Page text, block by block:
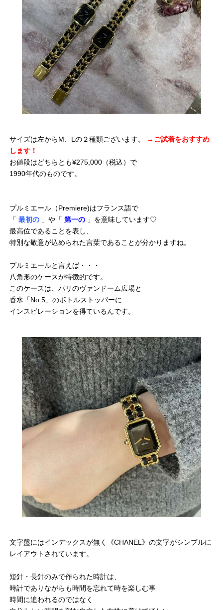
サイズは左からM、Lの２種類ございます。
→ご試着をおすすめ
します！
お値段はどちらとも¥275,000（税込）で
1990年代のものです。
プルミエール（Premiere)はフランス語で
「 最初の 」や「 第一の 」を意味しています♡
最高位であることを表し、
特別な敬意が込められた言葉であることが分かりますね。
プルミエールと言えば・・・
八角形のケースが特徴的です。
このケースは、パリのヴァンドーム広場と
香水「No.5」のボトルストッパーに
インスピレーションを得ているんです。
文字盤にはインデックスが無く《CHANEL》の文字がシンプルに
レイアウトされています。
短針・長針のみで作られた時計は、
時計でありながらも時間を忘れて時を楽しむ事
時間に追われるのではなく